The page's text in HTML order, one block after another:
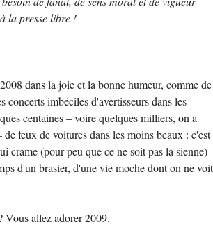
la presse libre !
dans la joie et la bonne humeur, comme de
concerts imbéciles d'avertisseurs dans les
centaines – voire quelques milliers, on a
feux de voitures dans les moins beaux : c'est
crame (pour peu que ce ne soit pas la sienne)
d'un brasier, d'une vie moche dont on ne voit
Vous allez adorer 2009.